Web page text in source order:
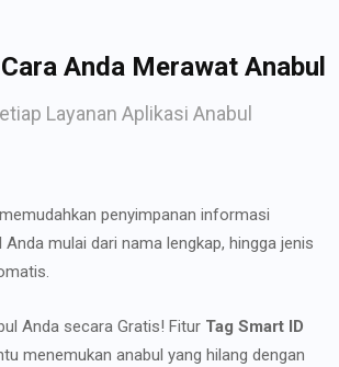
Anda Merawat Anabul
Layanan Aplikasi Anabul
memudahkan penyimpanan informasi
Anda mulai dari nama lengkap, hingga jenis
Anda secara Gratis! Fitur Tag Smart ID
menemukan anabul yang hilang dengan